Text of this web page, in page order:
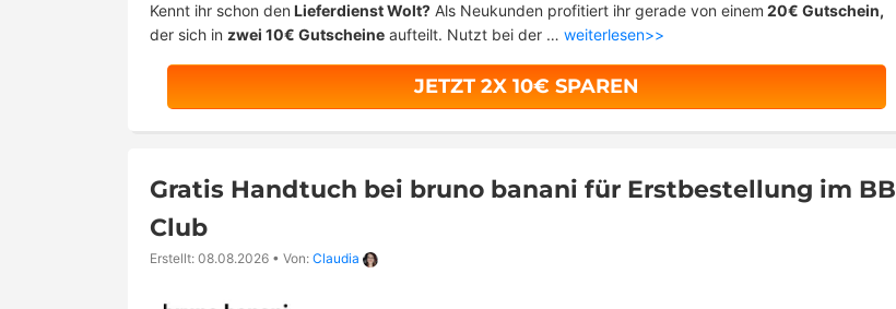
Kennt ihr schon den Lieferdienst Wolt? Als Neukunden profitiert ihr gerade von einem 20€ Gutschein,
der sich in zwei 10€ Gutscheine aufteilt. Nutzt bei der … weiterlesen>>
JETZT 2X 10€ SPAREN
Gratis Handtuch bei bruno banani für Erstbestellung im BB
Club
Erstellt: 08.08.2026 • Von: Claudia